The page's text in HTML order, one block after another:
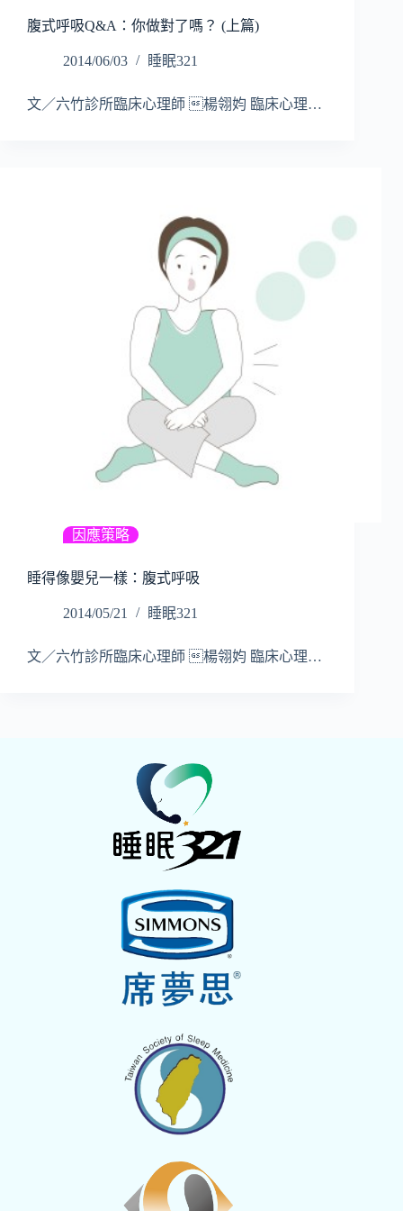
腹式呼吸Q&A：你做對了嗎？ (上篇)
2014/06/03 睡眠321
文／六竹診所臨床心理師 楊翎㚬 臨床心理…
因應策略
睡得像嬰兒一樣：腹式呼吸
2014/05/21 睡眠321
文／六竹診所臨床心理師 楊翎㚬 臨床心理…